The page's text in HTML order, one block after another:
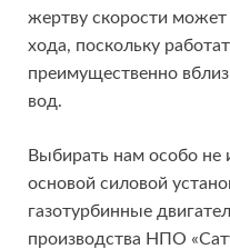
жертву скорости
хода, поскольку
преимущественно
вод.
Выбирать нам особо не
основой силовой
газотурбинные
производства НПО